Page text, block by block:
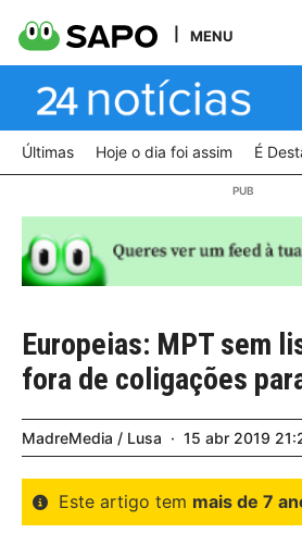
MENU
Últimas Hoje o dia foi assim É
Europeias: MPT sem
fora de coligações
MadreMedia / Lusa 15 abr 2019
Este artigo tem mais de 7